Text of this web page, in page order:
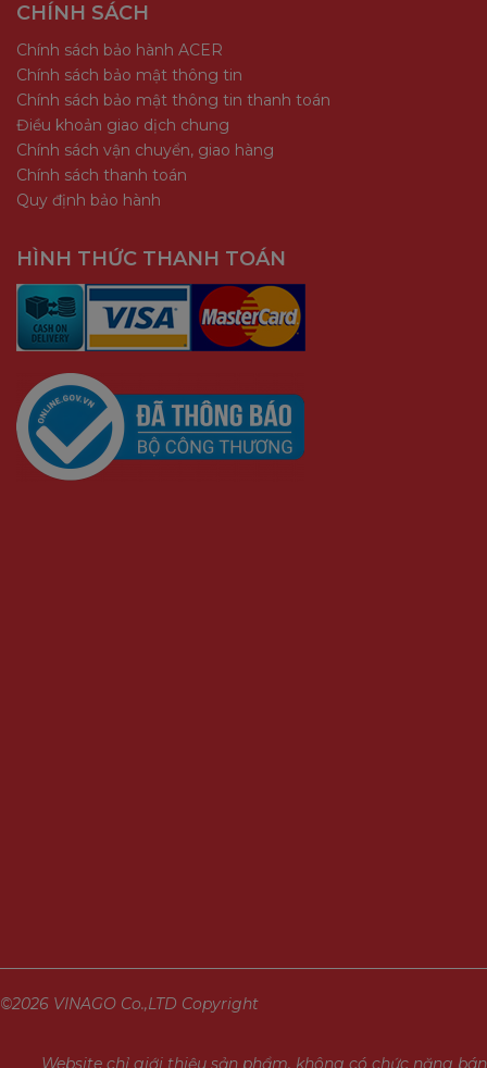
CHÍNH SÁCH
Chính sách bảo hành ACER
Chính sách bảo mật thông tin
Chính sách bảo mật thông tin thanh toán
Điều khoản giao dịch chung
Chính sách vận chuyển, giao hàng
Chính sách thanh toán
Quy định bảo hành
HÌNH THỨC THANH TOÁN
©2026 VINAGO Co.,LTD Copyright
Website chỉ giới thiệu sản phẩm, không có chức năng bán